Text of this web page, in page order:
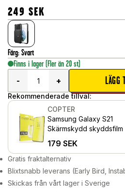
249 SEK
Färg: Svart
Finns i lager (Fler än 20 st)
-
+ LÄGG
Rekommenderade tillval:
COPTER
Samsung Galaxy S21
Skärmskydd skyddsfilm
179 SEK
Gratis fraktalternativ
Blixtsnabb leverans (Early Bird,
Skickas från vårt lager i Sverige